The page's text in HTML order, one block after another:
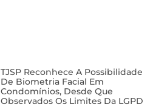
TJSP Reconhece A Possibilidade
De Biometria Facial Em
Condomínios, Desde Que
Observados Os Limites Da LGPD